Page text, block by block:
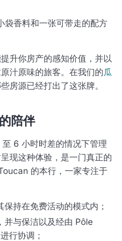
袋香料和一张可带走的配方
升你房产的感知价值，并以
汁原味的旅客。在我们的瓜
房源已经打出了这张牌。
陪伴
6 小时时差的情况下管理
现这种体验，是一门真正的
的本行，一家专注于
保持在免费活动的模式内；
，并与保洁以及经由 Pôle
行协调；